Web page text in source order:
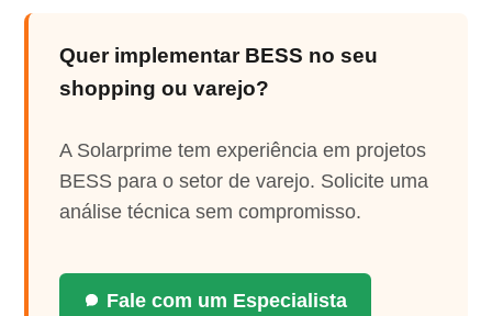
Quer implementar BESS no seu
shopping ou varejo?
A Solarprime tem experiência em projetos
BESS para o setor de varejo. Solicite uma
análise técnica sem compromisso.
Fale com um Especialista